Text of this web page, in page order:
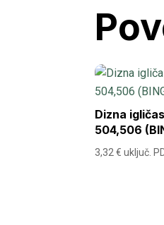
Dizna
504,506
3,32€ uključ.